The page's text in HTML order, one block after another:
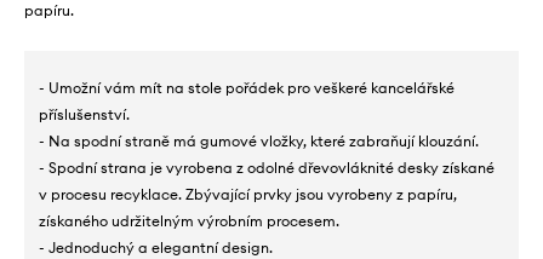
papíru.
- Umožní vám mít na stole pořádek pro veškeré kancelářské
příslušenství.
- Na spodní straně má gumové vložky, které zabraňují klouzání.
- Spodní strana je vyrobena z odolné dřevovláknité desky získané
v procesu recyklace. Zbývající prvky jsou vyrobeny z papíru,
získaného udržitelným výrobním procesem.
- Jednoduchý a elegantní design.